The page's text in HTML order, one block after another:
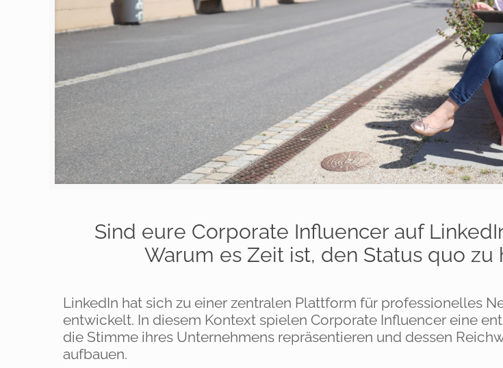
Sind eure Corporate Influencer auf
Warum es Zeit ist, den Status quo zu
LinkedIn hat sich zu einer zentralen Plattform für professionelles
entwickelt. In diesem Kontext spielen Corporate Influencer eine
die Stimme ihres Unternehmens repräsentieren und dessen
aufbauen.